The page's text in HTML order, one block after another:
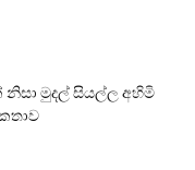
මුදල් සියල්ල අහිමි